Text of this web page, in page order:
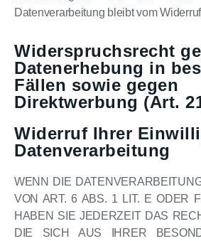
Datenverarbeitung bleibt vom
Widerspruchsrecht
Datenerhebung in
Fällen sowie gegen
Direktwerbung (Art.
Widerruf Ihrer
Datenverarbeitung
WENN DIE
VON ART. 6 ABS. 1 LIT. E ODER
HABEN SIE JEDERZEIT DAS
DIE SICH AUS IHRER